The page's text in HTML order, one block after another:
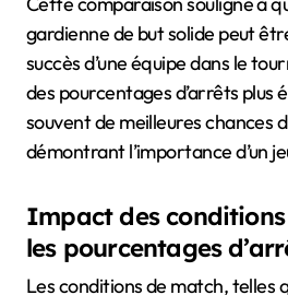
gardienne de but solide peut
succès d’une équipe dans le
des pourcentages d’arrêts plus
souvent de meilleures chances
démontrant l’importance d’un
Impact des
les pourcentages
Les conditions de match, telles